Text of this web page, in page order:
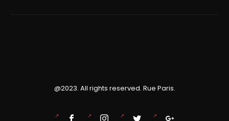
@2023. All rights reserved. Rue Paris.